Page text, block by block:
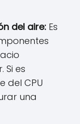
del aire: Es
Si es
del CPU
una